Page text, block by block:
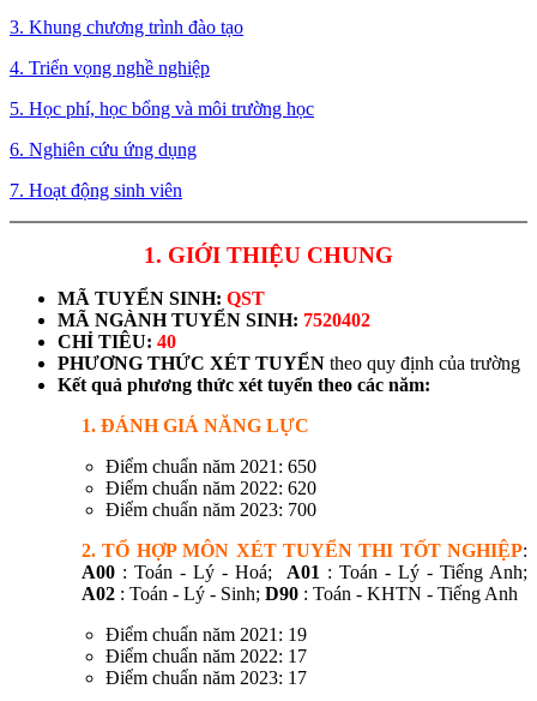
3. Khung chương trình đào tạo
4. Triển vọng nghề nghiệp
5. Học phí, học bổng và môi trường học
6. Nghiên cứu ứng dụng
7. Hoạt động sinh viên
1. GIỚI THIỆU CHUNG
MÃ TUYỂN SINH: QST
MÃ NGÀNH TUYỂN SINH: 7520402
CHỈ TIÊU: 40
PHƯƠNG THỨC XÉT TUYỂN theo quy định của trường
Kết quả phương thức xét tuyển theo các năm:
1. ĐÁNH GIÁ NĂNG LỰC
Điểm chuẩn năm 2021: 650
Điểm chuẩn năm 2022: 620
Điểm chuẩn năm 2023: 700
2. TỔ HỢP MÔN XÉT TUYỂN THI TỐT NGHIỆP:
A00 : Toán - Lý - Hoá; A01 : Toán - Lý - Tiếng Anh;
A02 : Toán - Lý - Sinh; D90 : Toán - KHTN - Tiếng Anh
Điểm chuẩn năm 2021: 19
Điểm chuẩn năm 2022: 17
Điểm chuẩn năm 2023: 17